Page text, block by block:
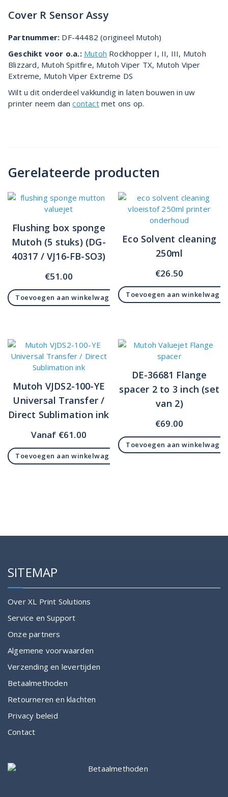
Cover R Sensor Assy
Partnummer: DF-44482 (origineel Mutoh)
Geschikt voor o.a.: Mutoh Rockhopper I, II, III, Mutoh
Blizzard, Mutoh Spitfire, Mutoh Viper TX, Mutoh Viper
Extreme, Mutoh Viper Extreme DS
Wilt u dit onderdeel vakkundig in laten bouwen in uw
printer neem dancontactmet ons op.
Gerelateerde producten
Flushing box sponge
Mutoh (5 stuks) (DG-
40317 / VJ16-FB-SO3)
€51.00
Toevoegen aan winkelwagen
Eco Solvent cleaning
250ml
€26.50
Toevoegen aan winkelwagen
Mutoh VJDS2-100-YE
Universal Transfer /
Direct Sublimation ink
Vanaf €61.00
Toevoegen aan winkelwagen
DE-36681 Flange
spacer 2 to 3 inch (set
van 2)
€69.00
Toevoegen aan winkelwagen
SITEMAP
Over XL Print Solutions
Service en Support
Onze partners
Algemene voorwaarden
Verzending en levertijden
Betaalmethoden
Retourneren en klachten
Privacy beleid
Contact